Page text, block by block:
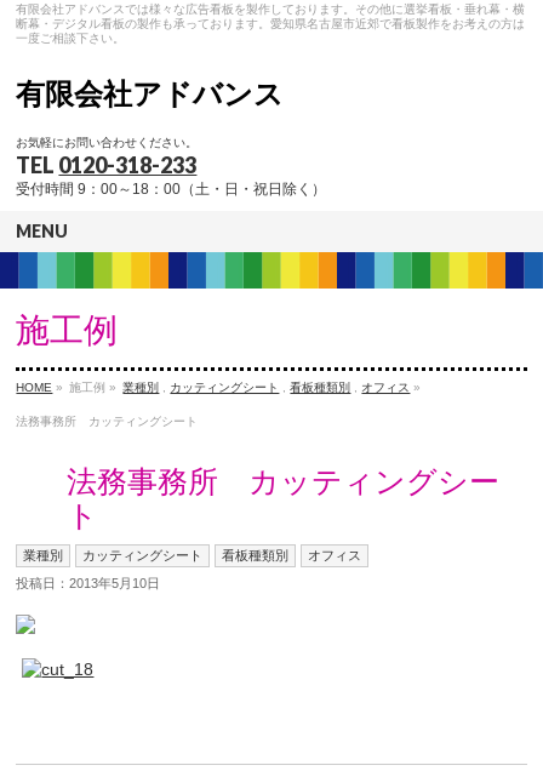
有限会社アドバンスでは様々な広告看板を製作しております。その他に選挙看板・垂れ幕・横
断幕・デジタル看板の製作も承っております。愛知県名古屋市近郊で看板製作をお考えの方は
一度ご相談下さい。
有限会社アドバンス
お気軽にお問い合わせください。
TEL 0120-318-233
受付時間 9：00～18：00（土・日・祝日除く）
MENU
施工例
HOME » 施工例 » 業種別 カッティングシート ,看板種類別 オフィス »
法務事務所 カッティングシート
法務事務所 カッティングシー
ト
業種別 カッティングシート 看板種類別
オフィス
投稿日：2013年5月10日